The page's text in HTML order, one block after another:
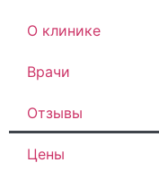
О клинике
Врачи
Отзывы
Цены